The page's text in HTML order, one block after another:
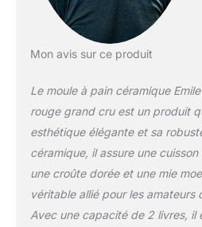
les
Mon avis sur ce produit
Le moule à pain céramique
rouge grand cru est un produit
esthétique élégante et sa
céramique, il assure une
une croûte dorée et une mie
véritable allié pour les amateurs
Avec une capacité de 2 livres, il